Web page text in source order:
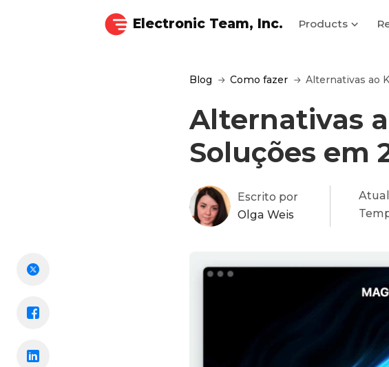
Electronic Team, Inc. Products
Blog Como fazer Alternativas ao
Alternativas
Soluções em
Escrito por
Olga Weis